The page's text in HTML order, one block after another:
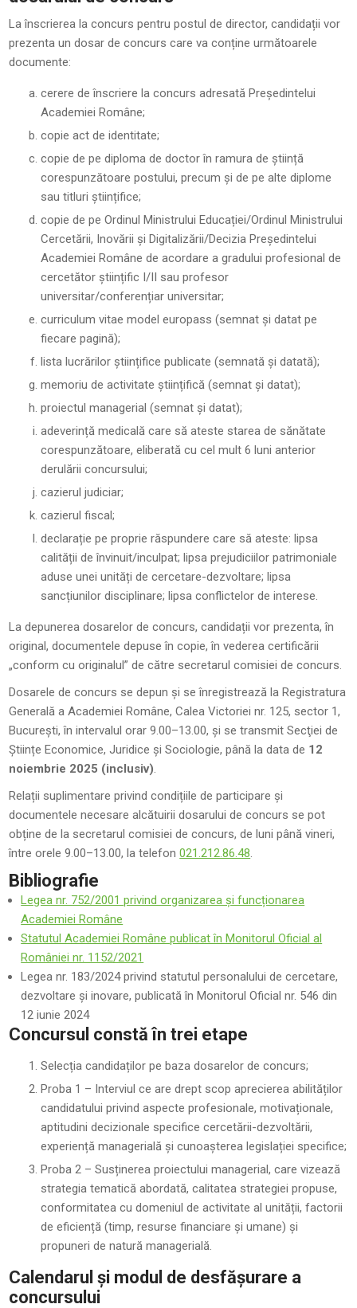
La înscrierea la concurs pentru postul de director, candidații vor
prezenta un dosar de concurs care va conține următoarele
documente:
cerere de înscriere la concurs adresată Președintelui
Academiei Române;
copie act de identitate;
copie de pe diploma de doctor în ramura de știință
corespunzătoare postului, precum și de pe alte diplome
sau titluri științifice;
copie de pe Ordinul Ministrului Educației/Ordinul Ministrului
Cercetării, Inovării și Digitalizării/Decizia Președintelui
Academiei Române de acordare a gradului profesional de
cercetător științific I/II sau profesor
universitar/conferențiar universitar;
curriculum vitae model europass (semnat și datat pe
fiecare pagină);
lista lucrărilor științifice publicate (semnată și datată);
memoriu de activitate științifică (semnat și datat);
proiectul managerial (semnat și datat);
adeverință medicală care să ateste starea de sănătate
corespunzătoare, eliberată cu cel mult 6 luni anterior
derulării concursului;
cazierul judiciar;
cazierul fiscal;
declarație pe proprie răspundere care să ateste: lipsa
calității de învinuit/inculpat; lipsa prejudiciilor patrimoniale
aduse unei unități de cercetare-dezvoltare; lipsa
sancțiunilor disciplinare; lipsa conflictelor de interese.
La depunerea dosarelor de concurs, candidații vor prezenta, în
original, documentele depuse în copie, în vederea certificării
„conform cu originalul” de către secretarul comisiei de concurs.
Dosarele de concurs se depun și se înregistrează la Registratura
Generală a Academiei Române, Calea Victoriei nr. 125, sector 1,
București, în intervalul orar 9.00–13.00, și se transmit Secţiei de
Științe Economice, Juridice și Sociologie, până la data de 12
noiembrie 2025 (inclusiv).
Relații suplimentare privind condițiile de participare și
documentele necesare alcătuirii dosarului de concurs se pot
obține de la secretarul comisiei de concurs, de luni până vineri,
între orele 9.00–13.00, la telefon021.212.86.48.
Bibliografie
Legea nr. 752/2001 privind organizarea și funcționarea
Academiei Române
Statutul Academiei Române publicat în Monitorul Oficial al
României nr. 1152/2021
Legea nr. 183/2024 privind statutul personalului de cercetare,
dezvoltare şi inovare, publicată în Monitorul Oficial nr. 546 din
12 iunie 2024
Concursul constă în trei etape
Selecția candidaților pe baza dosarelor de concurs;
Proba 1 – Interviul ce are drept scop aprecierea abilităților
candidatului privind aspecte profesionale, motivaționale,
aptitudini decizionale specifice cercetării-dezvoltării,
experiență managerială și cunoașterea legislației specifice;
Proba 2 – Susținerea proiectului managerial, care vizează
strategia tematică abordată, calitatea strategiei propuse,
conformitatea cu domeniul de activitate al unității, factorii
de eficiență (timp, resurse financiare și umane) și
propuneri de natură managerială.
Calendarul și modul de desfășurare a
concursului